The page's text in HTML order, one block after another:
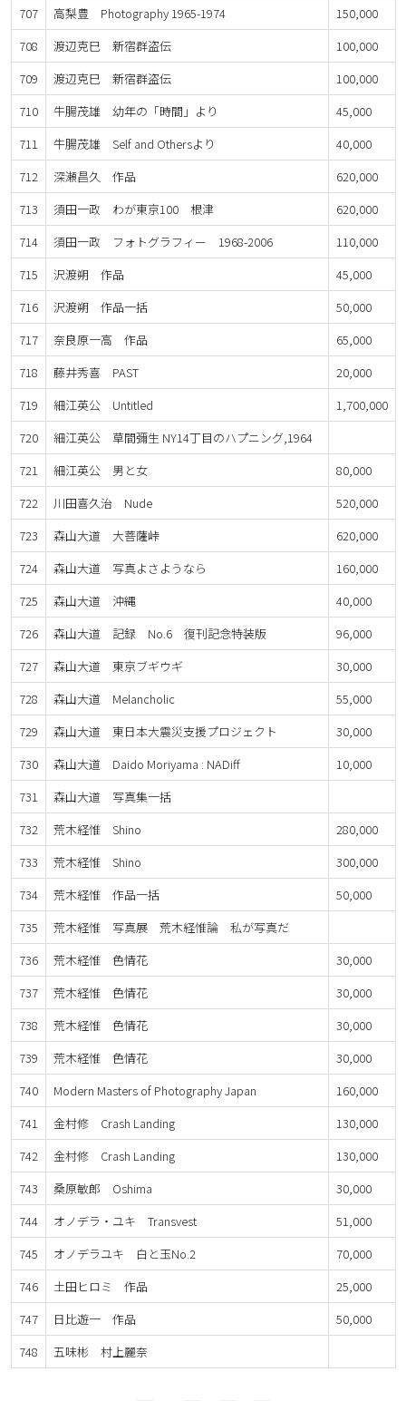
707
高梨豊 Photography 1965-1974
150,000
708
渡辺克巳 新宿群盗伝
100,000
709
渡辺克巳 新宿群盗伝
100,000
710
牛腸茂雄 幼年の「時間」より
45,000
711
牛腸茂雄 Self and Othersより
40,000
712
深瀬昌久 作品
620,000
713
須田一政 わが東京100 根津
620,000
714
須田一政 フォトグラフィー 1968-2006
110,000
715
沢渡朔 作品
45,000
716
沢渡朔 作品一括
50,000
717
奈良原一高 作品
65,000
718
藤井秀喜 PAST
20,000
719
細江英公 Untitled
1,700,000
720
細江英公 草間彌生 NY14丁目のハプニング,1964
721
細江英公 男と女
80,000
722
川田喜久治 Nude
520,000
723
森山大道 大菩薩峠
620,000
724
森山大道 写真よさようなら
160,000
725
森山大道 沖縄
40,000
726
森山大道 記録 No.6 復刊記念特装版
96,000
727
森山大道 東京ブギウギ
30,000
728
森山大道 Melancholic
55,000
729
森山大道 東日本大震災支援プロジェクト
30,000
730
森山大道 Daido Moriyama : NADiff
10,000
731
森山大道 写真集一括
732
荒木経惟 Shino
280,000
733
荒木経惟 Shino
300,000
734
荒木経惟 作品一括
50,000
735
荒木経惟 写真展 荒木経惟論 私が写真だ
736
荒木経惟 色情花
30,000
737
荒木経惟 色情花
30,000
738
荒木経惟 色情花
30,000
739
荒木経惟 色情花
30,000
740
Modern Masters of Photography Japan
160,000
741
金村修 Crash Landing
130,000
742
金村修 Crash Landing
130,000
743
桑原敏郎 Oshima
30,000
744
オノデラ・ユキ Transvest
51,000
745
オノデラユキ 白と玉No.2
70,000
746
土田ヒロミ 作品
25,000
747
日比遊一 作品
50,000
748
五味彬 村上麗奈